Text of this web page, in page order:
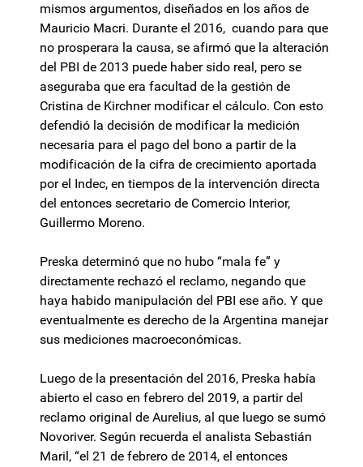
mismos argumentos, diseñados en los años de
Mauricio Macri. Durante el 2016, cuando para que
no prosperara la causa, se afirmó que la alteración
del PBI de 2013 puede haber sido real, pero se
aseguraba que era facultad de la gestión de
Cristina de Kirchner modificar el cálculo. Con esto
defendió la decisión de modificar la medición
necesaria para el pago del bono a partir de la
modificación de la cifra de crecimiento aportada
por el Indec, en tiempos de la intervención directa
del entonces secretario de Comercio Interior,
Guillermo Moreno.
Preska determinó que no hubo “mala fe” y
directamente rechazó el reclamo, negando que
haya habido manipulación del PBI ese año. Y que
eventualmente es derecho de la Argentina manejar
sus mediciones macroeconómicas.
Luego de la presentación del 2016, Preska había
abierto el caso en febrero del 2019, a partir del
reclamo original de Aurelius, al que luego se sumó
Novoriver. Según recuerda el analista Sebastián
Maril, “el 21 de febrero de 2014, el entonces